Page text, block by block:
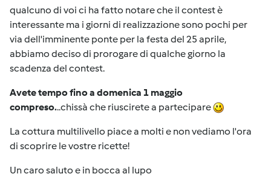
qualcuno di voi ci ha fatto notare che il contest è
interessante ma i giorni di realizzazione sono pochi per
via dell'imminente ponte per la festa del 25 aprile,
abbiamo deciso di prorogare di qualche giorno la
scadenza del contest.
Avete tempo fino a domenica 1 maggio
compreso...chissà che riuscirete a partecipare
La cottura multilivello piace a molti e non vediamo l'ora
di scoprire le vostre ricette!
Un caro saluto e in bocca al lupo